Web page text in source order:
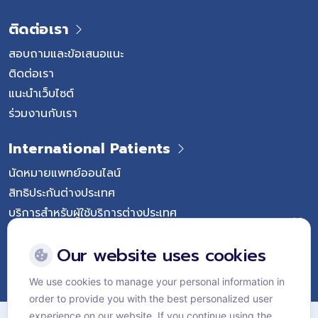
ติดต่อเรา
สอบถามและข้อเสนอแนะ
ติดต่อเรา
แนะนำเว็บไซต์
ร่วมงานกับเรา
International Patients
นัดหมายแพทย์ออนไลน์
สิทธิประกันต่างประเทศ
บริการสำหรับผู้ใช้บริการต่างประเทศ
Follow Vejthani International Hospital
แผนผังเว็บไซต์
Our website uses cookies
We use cookies to manage your personal information in
order to provide you with the best personalized user
experience on our website. If you continue using the